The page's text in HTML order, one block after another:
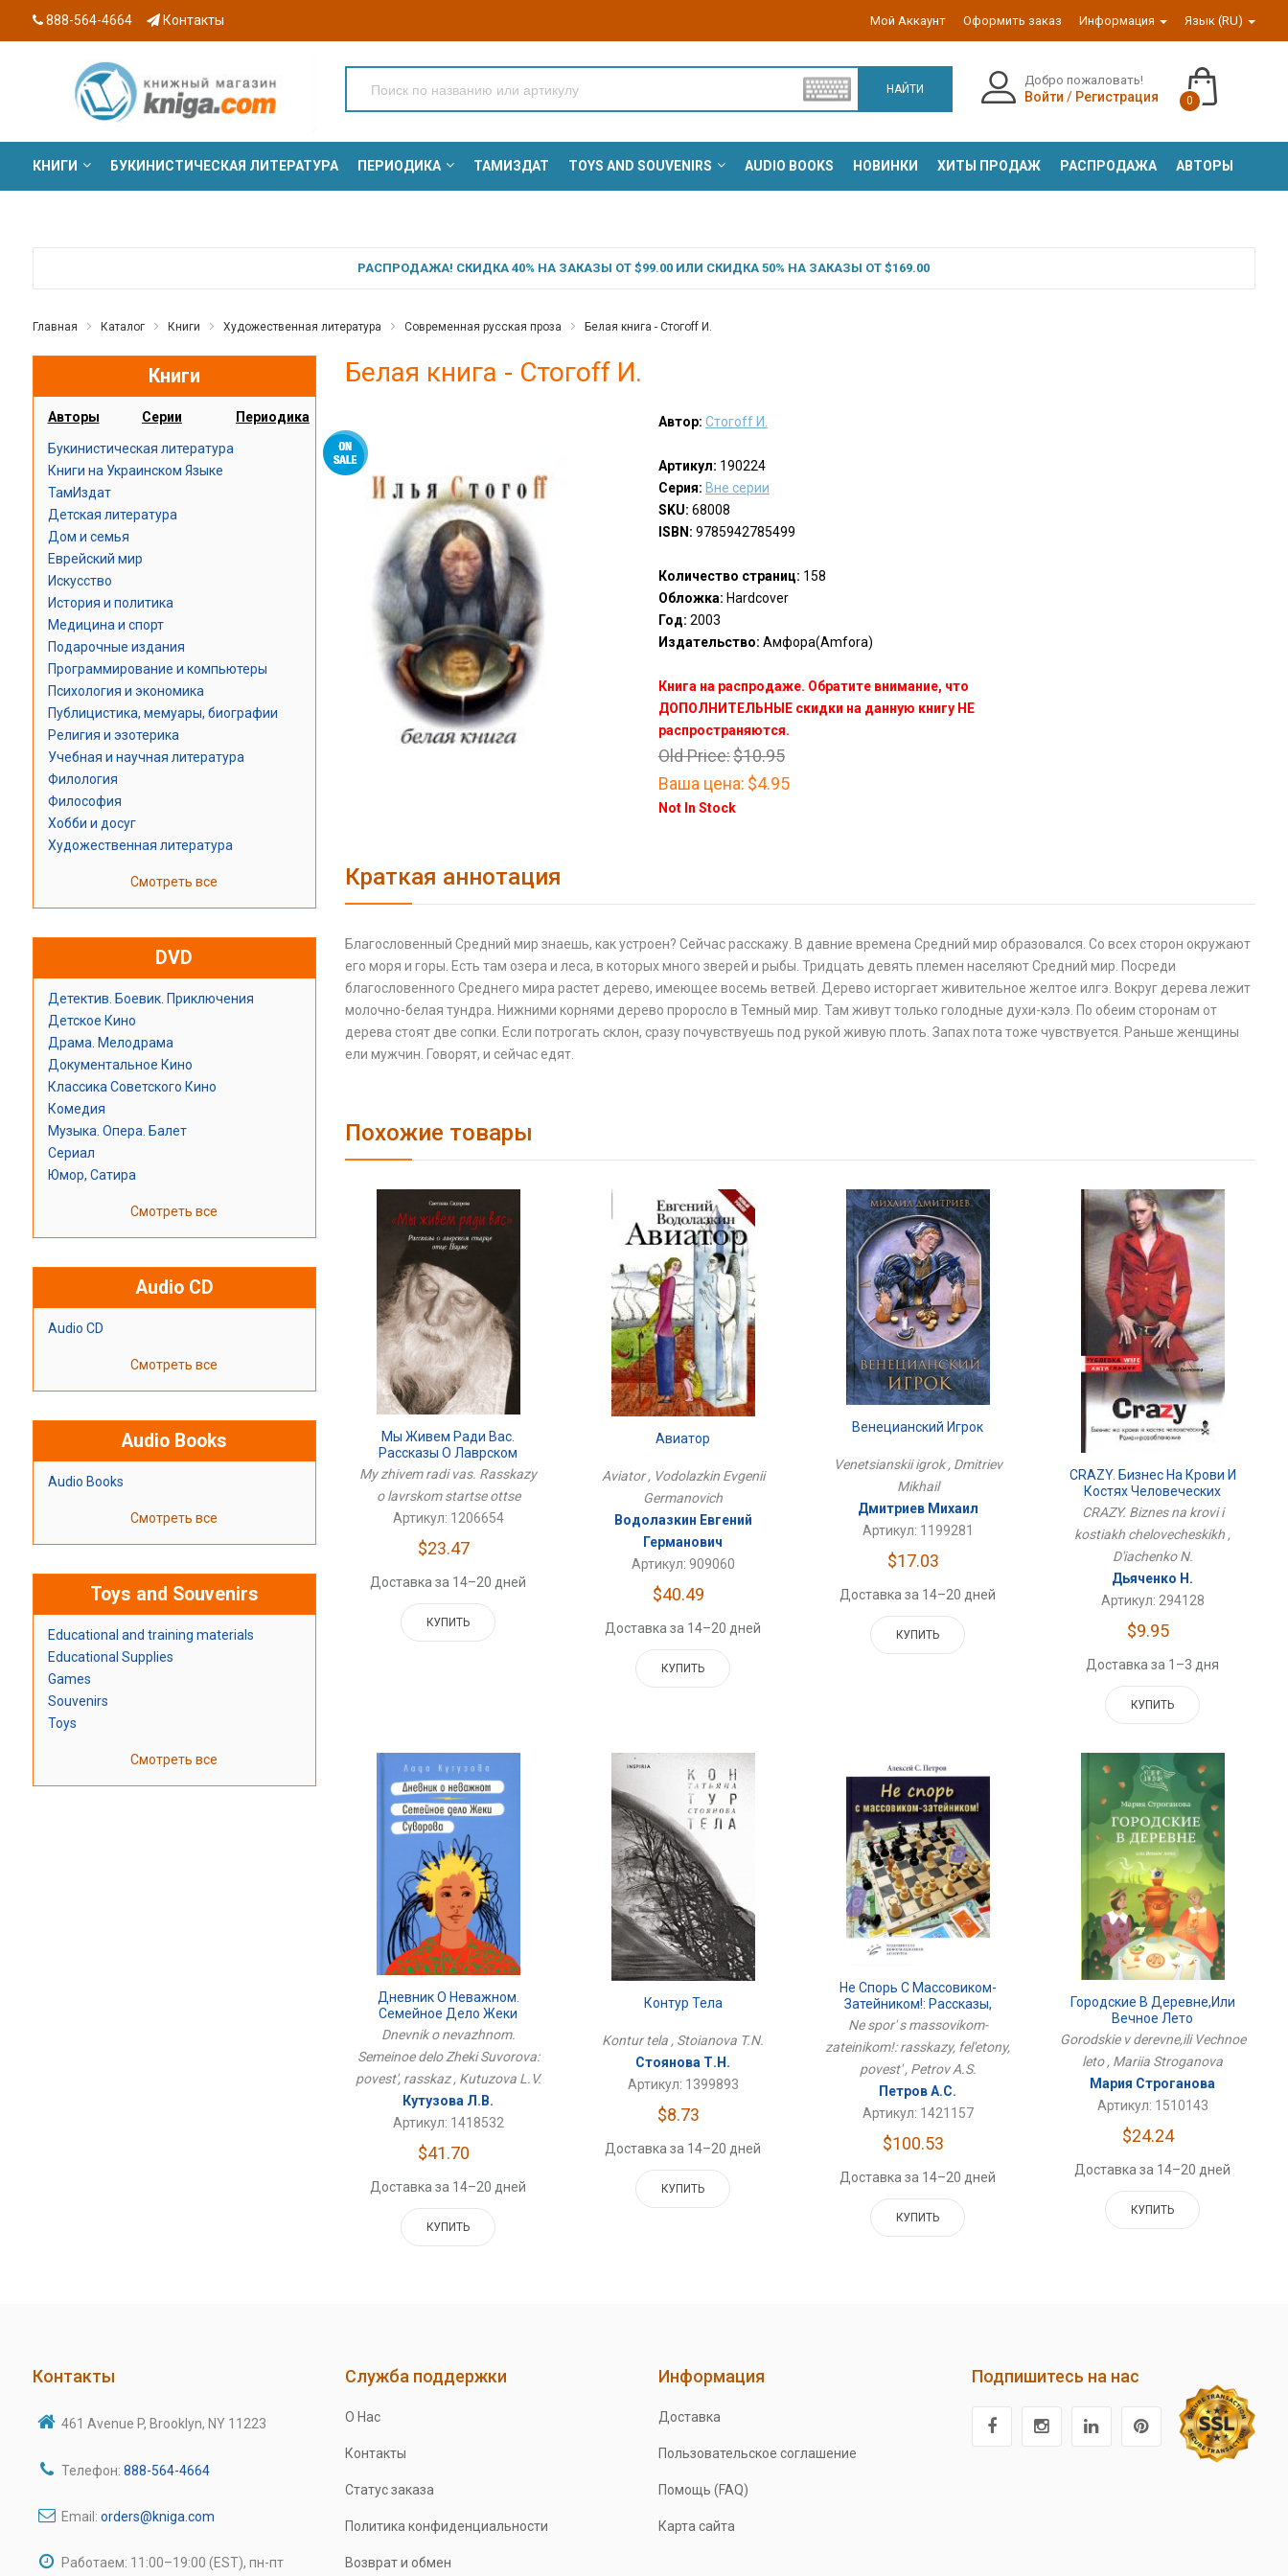
888-564-4664 Контакты Мой Аккаунт Оформить заказ Информация Язык (RU)
НАЙТИ
Добро пожаловать!
Войти / Регистрация 0
КНИГИ БУКИНИСТИЧЕСКАЯ ЛИТЕРАТУРА ПЕРИОДИКА ТАМИЗДАТ TOYS AND SOUVENIRS AUDIO BOOKS НОВИНКИ ХИТЫ ПРОДАЖ РАСПРОДАЖА АВТОРЫ
РАСПРОДАЖА! СКИДКА 40% НА ЗАКАЗЫ ОТ $99.00 ИЛИ СКИДКА 50% НА ЗАКАЗЫ ОТ $169.00
Главная Каталог Книги Художественная литература Современная русская проза Белая книга - Стогоff И.
Книги
Авторы Серии Периодика
Букинистическая литература
Книги на Украинском Языке
ТамИздат
Детская литература
Дом и семья
Еврейский мир
Искусство
История и политика
Медицина и спорт
Подарочные издания
Программирование и компьютеры
Психология и экономика
Публицистика, мемуары, биографии
Религия и эзотерика
Учебная и научная литература
Филология
Философия
Хобби и досуг
Художественная литература
Смотреть все
DVD
Детектив. Боевик. Приключения
Детское Кино
Драма. Мелодрама
Документальное Кино
Классика Советского Кино
Комедия
Музыка. Опера. Балет
Сериал
Юмор, Сатира
Смотреть все
Audio CD
Audio CD
Смотреть все
Audio Books
Audio Books
Смотреть все
Toys and Souvenirs
Educational and training materials
Educational Supplies
Games
Souvenirs
Toys
Смотреть все
Белая книга - Стогоff И.
Автор: Стогоff И.
Артикул: 190224
Серия: Вне серии
SKU: 68008
ISBN: 9785942785499
Количество страниц: 158
Обложка: Hardcover
Год: 2003
Издательство: Амфора(Amfora)
Книга на распродаже. Обратите внимание, что
ДОПОЛНИТЕЛЬНЫЕ скидки на данную книгу НЕ
распространяются.
Old Price:$10.95
Ваша цена: $4.95
Not In Stock
Краткая аннотация
Благословенный Средний мир знаешь, как устроен? Сейчас расскажу. В давние времена Средний мир образовался. Со всех сторон окружают
его моря и горы. Есть там озера и леса, в которых много зверей и рыбы. Тридцать девять племен населяют Средний мир. Посреди
благословенного Среднего мира растет дерево, имеющее восемь ветвей. Дерево исторгает живительное желтое илгэ. Вокруг дерева лежит
молочно-белая тундра. Нижними корнями дерево проросло в Темный мир. Там живут только голодные духи-кэлэ. По обеим сторонам от
дерева стоят две сопки. Если потрогать склон, сразу почувствуешь под рукой живую плоть. Запах пота тоже чувствуется. Раньше женщины
ели мужчин. Говорят, и сейчас едят.
Похожие товары
Мы Живем Ради Вас.
Рассказы О Лаврском
Старце Отце
My zhivem radi vas. Rasskazy
o lavrskom startse ottse
Артикул: 1206654
$23.47
Доставка за 14–20 дней
КУПИТЬ
Авиатор
Aviator , Vodolazkin Evgenii
Germanovich
Водолазкин Евгений
Германович
Артикул: 909060
$40.49
Доставка за 14–20 дней
КУПИТЬ
Венецианский Игрок
Venetsianskii igrok , Dmitriev
Mikhail
Дмитриев Михаил
Артикул: 1199281
$17.03
Доставка за 14–20 дней
КУПИТЬ
CRAZY. Бизнес На Крови И
Костях Человеческих
CRAZY. Biznes na krovi i
kostiakh chelovecheskikh ,
D'iachenko N.
Дьяченко Н.
Артикул: 294128
$9.95
Доставка за 1–3 дня
КУПИТЬ
Дневник О Неважном.
Семейное Дело Жеки
Суворова: Повесть, Рассказ
Dnevnik o nevazhnom.
Semeinoe delo Zheki Suvorova:
povest', rasskaz , Kutuzova L.V.
Кутузова Л.В.
Артикул: 1418532
$41.70
Доставка за 14–20 дней
КУПИТЬ
Контур Тела
Kontur tela , Stoianova T.N.
Стоянова Т.Н.
Артикул: 1399893
$8.73
Доставка за 14–20 дней
КУПИТЬ
Не Спорь С Массовиком-
Затейником!: Рассказы,
Фельетоны, Повесть
Ne spor' s massovikom-
zateinikom!: rasskazy, fel'etony,
povest' , Petrov A.S.
Петров А.С.
Артикул: 1421157
$100.53
Доставка за 14–20 дней
КУПИТЬ
Городские В Деревне,или
Вечное Лето
Gorodskie v derevne,ili Vechnoe
leto , Mariia Stroganova
Мария Строганова
Артикул: 1510143
$24.24
Доставка за 14–20 дней
КУПИТЬ
Контакты
461 Avenue P, Brooklyn, NY 11223
Телефон: 888-564-4664
Email: orders@kniga.com
Работаем: 11:00–19:00 (EST), пн-пт
Служба поддержки
О Нас
Контакты
Статус заказа
Политика конфиденциальности
Возврат и обмен
Информация
Доставка
Пользовательское соглашение
Помощь (FAQ)
Карта сайта
Подпишитесь на нас